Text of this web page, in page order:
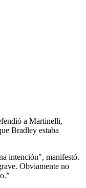
a Martinelli,
Bradley estaba
intención", manifestó.
Obviamente no